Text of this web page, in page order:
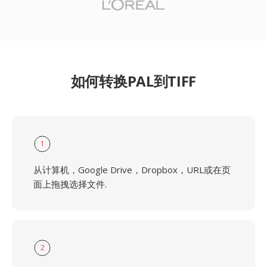
如何转换PAL到TIFF
1
从计算机，Google Drive，Dropbox，URL或在页
面上拖拽选择文件.
2